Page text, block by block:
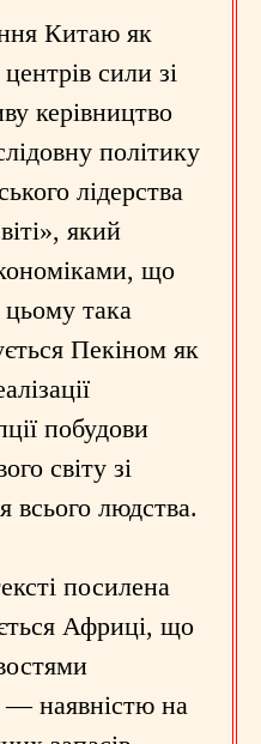
Китаю як
сили зі
керівництво
політику
лідерства
який
що
така
Пекіном як
побудови
світу зі
всього людства.
посилена
Африці, що
— наявністю на